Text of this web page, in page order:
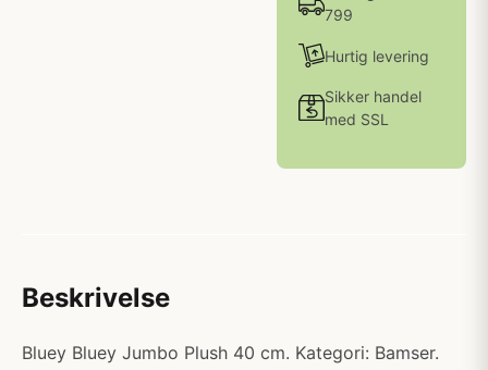
799
Hurtig levering
Sikker handel
med SSL
Beskrivelse
Bluey Bluey Jumbo Plush 40 cm. Kategori: Bamser.